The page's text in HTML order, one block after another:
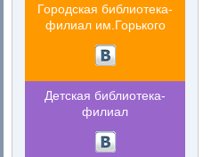
Городская библиотека-
филиал им.Горького
Детская библиотека-
филиал